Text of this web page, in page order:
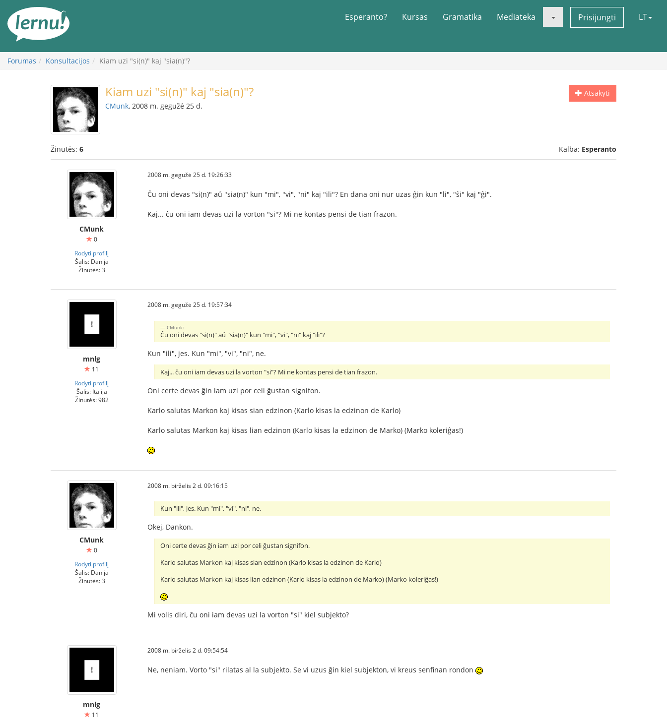
turinį
Esperanto? Kursas Gramatika Mediateka Prisijungti LT
Forumas Konsultacijos Kiam uzi "si(n)" kaj "sia(n)"?
Atsakyti
Kiam uzi "si(n)" kaj "sia(n)"?
CMunk, 2008 m. gegužė 25 d.
Žinutės: 6 Kalba: Esperanto
CMunk
0
Rodyti profilį
Šalis: Danija
Žinutės: 3
2008 m. gegužė 25 d. 19:26:33
Ĉu oni devas "si(n)" aŭ "sia(n)" kun "mi", "vi", "ni" kaj "ili"? En dana oni nur uzas ĝin kun "li", "ŝi" kaj "ĝi".
Kaj... ĉu oni iam devas uzi la vorton "si"? Mi ne kontas pensi de tian frazon.
mnlg
11
Rodyti profilį
Šalis: Italija
Žinutės: 982
2008 m. gegužė 25 d. 19:57:34
CMunk:
Ĉu oni devas "si(n)" aŭ "sia(n)" kun "mi", "vi", "ni" kaj "ili"?
Kun "ili", jes. Kun "mi", "vi", "ni", ne.
Kaj... ĉu oni iam devas uzi la vorton "si"? Mi ne kontas pensi de tian frazon.
Oni certe devas ĝin iam uzi por celi ĝustan signifon.
Karlo salutas Markon kaj kisas sian edzinon (Karlo kisas la edzinon de Karlo)
Karlo salutas Markon kaj kisas lian edzinon (Karlo kisas la edzinon de Marko) (Marko koleriĝas!)
CMunk
0
Rodyti profilį
Šalis: Danija
Žinutės: 3
2008 m. birželis 2 d. 09:16:15
Kun "ili", jes. Kun "mi", "vi", "ni", ne.
Okej, Dankon.
Oni certe devas ĝin iam uzi por celi ĝustan signifon.
Karlo salutas Markon kaj kisas sian edzinon (Karlo kisas la edzinon de Karlo)
Karlo salutas Markon kaj kisas lian edzinon (Karlo kisas la edzinon de Marko) (Marko koleriĝas!)
Mi volis diri, ĉu oni iam devas uzi la vorton "si" kiel subjekto?
mnlg
11
2008 m. birželis 2 d. 09:54:54
Ne, neniam. Vorto "si" rilatas al la subjekto. Se vi uzus ĝin kiel subjekton, vi kreus senfinan rondon